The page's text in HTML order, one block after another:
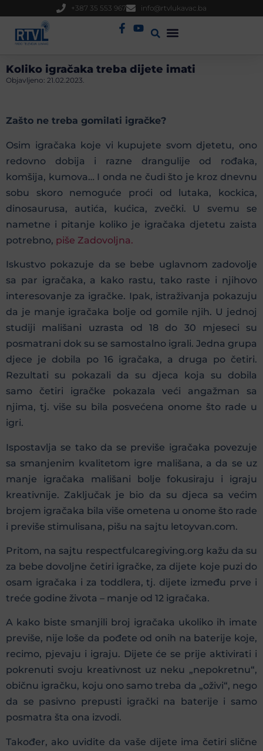
+387 35 553 967 info@rtvlukavac.ba
Koliko igračaka treba dijete imati
Objavljeno: 21.02.2023.
Zašto ne treba gomilati igračke?
Osim igračaka koje vi kupujete svom djetetu, ono
redovno dobija i razne drangulije od rođaka,
komšija, kumova… I onda ne čudi što je kroz dnevnu
sobu skoro nemoguće proći od lutaka, kockica,
dinosaurusa, autića, kućica, zvečki. U svemu se
nametne i pitanje koliko je igračaka djetetu zaista
potrebno, piše Zadovoljna.
Iskustvo pokazuje da se bebe uglavnom zadovolje
sa par igračaka, a kako rastu, tako raste i njihovo
interesovanje za igračke. Ipak, istraživanja pokazuju
da je manje igračaka bolje od gomile njih. U jednoj
studiji mališani uzrasta od 18 do 30 mjeseci su
posmatrani dok su se samostalno igrali. Jedna grupa
djece je dobila po 16 igračaka, a druga po četiri.
Rezultati su pokazali da su djeca koja su dobila
samo četiri igračke pokazala veći angažman sa
njima, tj. više su bila posvećena onome što rade u
igri.
Ispostavlja se tako da se previše igračaka povezuje
sa smanjenim kvalitetom igre mališana, a da se uz
manje igračaka mališani bolje fokusiraju i igraju
kreativnije. Zaključak je bio da su djeca sa većim
brojem igračaka bila više ometena u onome što rade
i previše stimulisana, pišu na sajtu letoyvan.com.
Pritom, na sajtu respectfulcaregiving.org kažu da su
za bebe dovoljne četiri igračke, za dijete koje puzi do
osam igračaka i za toddlera, tj. dijete između prve i
treće godine života – manje od 12 igračaka.
A kako biste smanjili broj igračaka ukoliko ih imate
previše, nije loše da pođete od onih na baterije koje,
recimo, pjevaju i igraju. Dijete će se prije aktivirati i
pokrenuti svoju kreativnost uz neku „nepokretnu“,
običnu igračku, koju ono samo treba da „oživi“, nego
da se pasivno prepusti igrački na baterije i samo
posmatra šta ona izvodi.
Također, ako uvidite da vaše dijete ima četiri slične